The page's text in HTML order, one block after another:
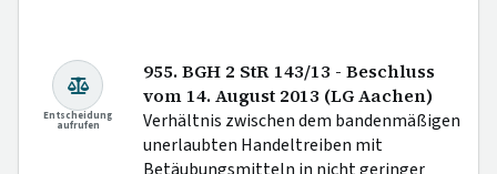
Entscheidung
aufrufen
955. BGH 2 StR 143/13 - Beschluss
vom 14. August 2013 (LG Aachen)
Verhältnis zwischen dem bandenmäßigen
unerlaubten Handeltreiben mit